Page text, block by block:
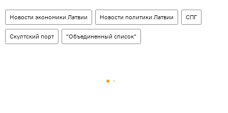
Новости экономики Латвии Новости политики Латвии СПГ
Скултский порт "Объединенный список"